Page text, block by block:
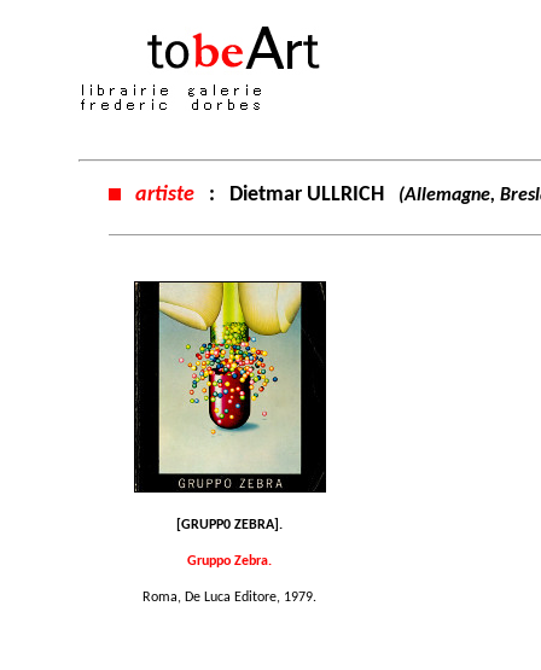
artiste : Dietmar ULLRICH (Allemagne,
[GRUPP0 ZEBRA].
Gruppo Zebra.
Roma, De Luca Editore, 1979.